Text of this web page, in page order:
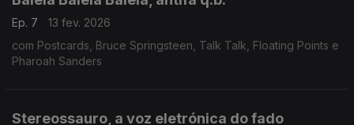
Ep. 7
13 fev. 2026
com Postcards, Bruce Springsteen, Talk Talk, Floating Points e
Pharoah Sanders
Stereossauro, a voz eletrónica do fado